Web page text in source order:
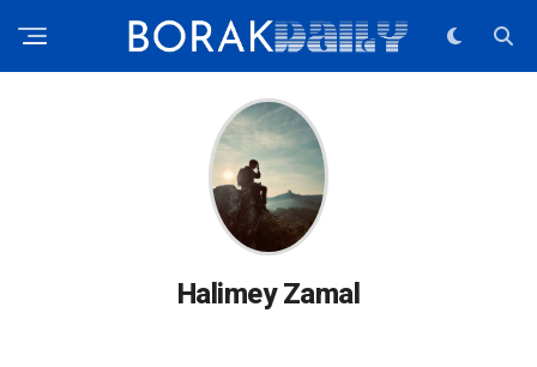
Halimey Zamal